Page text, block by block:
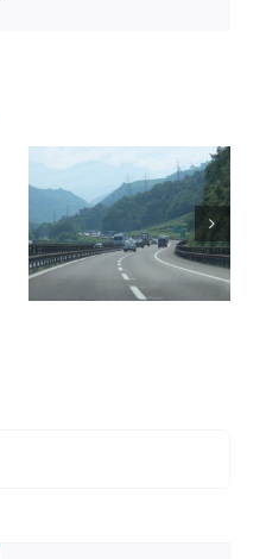
Crianças
esquecidas
no carro:
como evitar
uma